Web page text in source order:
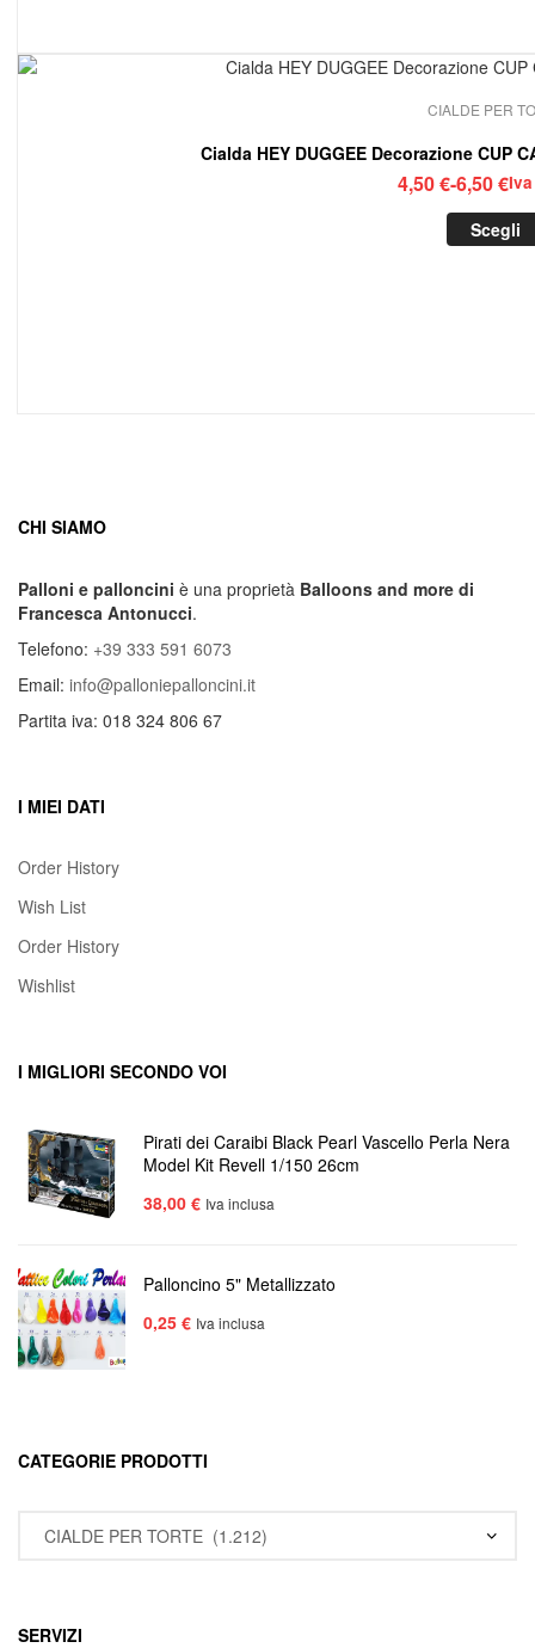
CIALDE PER
Cialda HEY DUGGEE Decorazione CUP
4,50€-6,50€
di
Scegli
CHI SIAMO
Palloni e palloncini è una proprietà Balloons and more di
Francesca Antonucci.
Telefono: +39 333 591 6073
Email: info@palloniepalloncini.it
Partita iva: 018 324 806 67
I MIEI DATI
Order History
Wish List
Order History
Wishlist
I MIGLIORI SECONDO VOI
Pirati dei Caraibi Black Pearl Vascello Perla Nera
Model Kit Revell 1/150 26cm
38,00 € Iva inclusa
Palloncino 5" Metallizzato
0,25 € Iva inclusa
CATEGORIE PRODOTTI
SERVIZI